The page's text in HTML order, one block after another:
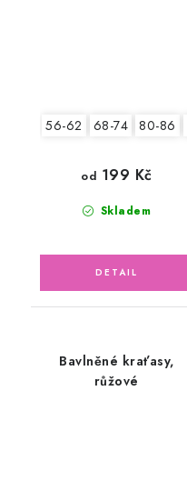
56-62 68-74 80-86
Skladem
od 199 Kč
Bavlněné kraťasy,
růžové